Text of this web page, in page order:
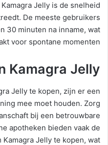
Jelly is de snelheid
De meeste gebruikers
30 minuten na inname, wat
voor spontane momenten.
Kamagra Jelly
Jelly te kopen, zijn er een
mee moet houden. Zorg
bij een betrouwbare
apotheken bieden vaak de
Jelly te kopen, wat